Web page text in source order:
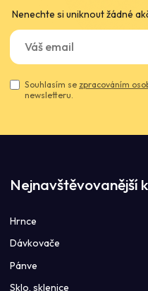
Nenechte si uniknout žádné
Souhlasím se zpracováním
newsletteru.
Nejnavštěvovanější
Hrnce
Dávkovače
Pánve
Sklo, sklenice